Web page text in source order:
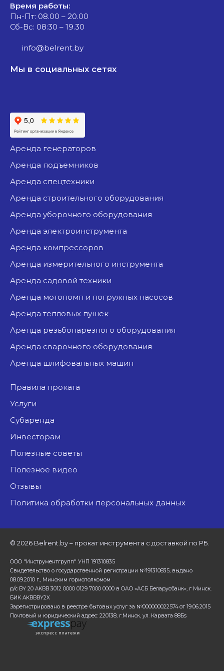
Время работы:
Пн-Пт: 08.00 – 20.00
Сб-Вс: 08:30 – 19.30
info@belrent.by
Мы в социальных сетях
аренда генераторов
аренда подъемников
аренда спецтехники
аренда строительного оборудования
аренда уборочного оборудования
аренда электроинструмента
аренда компрессоров
аренда измерительного инструмента
аренда садовой техники
аренда мотопомп и погружных насосов
аренда тепловых пушек
аренда резьбонарезного оборудования
аренда сварочного оборудования
аренда шлифовальных машин
Правила проката
Услуги
Субаренда
Инвесторам
Полезные советы
Полезное видео
Отзывы
Политика обработки персональных данных
© 2026 Belrent.by – прокат инструмента с доставкой по РБ.
ООО "Инструментгрупп" УНП 191310835
Свидетельство о государственной регистрации №191310835, выдано
08.09.2010 г., Минским горисполкомом
р/с BY 20 AKBB 3012 0000 0129 7000 0000 в ОАО «АСБ Беларусбанк», г Минск.
БИК AKBBBY2X
Зарегистрировано в реестре бытовых услуг за №000000022574 от 19.06.2015
Почтовый и юридический адрес: 220138, г.Минск, ул. Карвата 88Бs